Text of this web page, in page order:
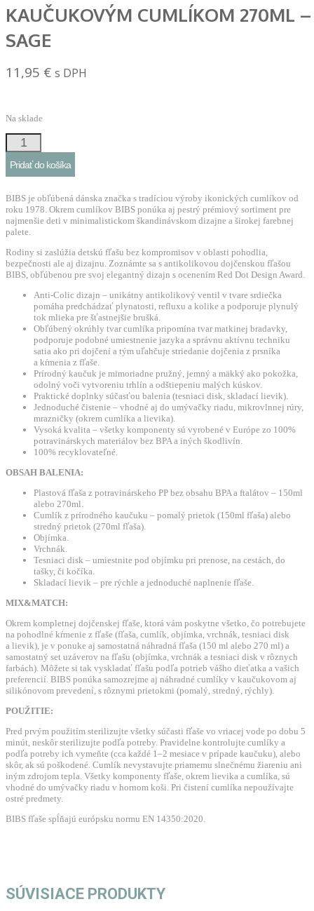
KAUČUKOVÝM CUMLÍKOM 270ML –
SAGE
11,95 € s DPH
Na sklade
množstvo
antikoliková
s
kaučukovým
270ml
-
Pridať do košíka
BIBS je obľúbená dánska značka s tradíciou výroby ikonických cumlíkov od
roku 1978. Okrem cumlíkov BIBS ponúka aj pestrý prémiový sortiment pre
najmenšie deti v minimalistickom škandinávskom dizajne a širokej farebnej
palete.
Rodiny si zaslúžia detskú fľašu bez kompromisov v oblasti pohodlia,
bezpečnosti ale aj dizajnu. Zoznámte sa s antikolikovou dojčenskou fľašou
BIBS, obľúbenou pre svoj elegantný dizajn s ocenením Red Dot Design Award.
Anti-Colic dizajn – unikátny antikolikový ventil v tvare srdiečka
pomáha predchádzať plynatosti, refluxu a kolike a podporuje plynulý
tok mlieka pre šťastnejšie brušká.
Obľúbený okrúhly tvar cumlíka pripomína tvar matkinej bradavky,
podporuje podobné umiestnenie jazyka a správnu aktívnu techniku
satia ako pri dojčení a tým uľahčuje striedanie dojčenia z prsníka
a kŕmenia z fľaše.
Prírodný kaučuk je mimoriadne pružný, jemný a mäkký ako pokožka,
odolný voči vytvoreniu trhlín a odštiepeniu malých kúskov.
Praktické doplnky súčasťou balenia (tesniaci disk, skladací lievik).
Jednoduché čistenie – vhodné aj do umývačky riadu, mikrovlnnej rúry,
mrazničky (okrem cumlíka a lievika).
Vysoká kvalita – všetky komponenty sú vyrobené v Európe zo 100%
potravinárskych materiálov bez BPA a iných škodlivín.
100% recyklovateľné.
OBSAH BALENIA:
Plastová fľaša z potravinárskeho PP bez obsahu BPA a ftalátov – 150ml
alebo 270ml.
Cumlík z prírodného kaučuku – pomalý prietok (150ml fľaša) alebo
stredný prietok (270ml fľaša).
Objímka.
Vrchnák.
Tesniaci disk – umiestnite pod objímku pri prenose, na cestách, do
tašky, či kočíka.
Skladací lievik – pre rýchle a jednoduché naplnenie fľaše.
MIX&MATCH:
Okrem kompletnej dojčenskej fľaše, ktorá vám poskytne všetko, čo potrebujete
na pohodlné kŕmenie z fľaše (fľaša, cumlík, objímka, vrchnák, tesniaci disk
a lievik), je v ponuke aj samostatná náhradná fľaša (150 ml alebo 270 ml) a
samostatný set uzáverov na fľašu (objímka, vrchnák a tesniaci disk v rôznych
farbách). Môžete si tak vyskladať fľašu podľa potrieb vášho dieťatka a vašich
preferencií. BIBS ponúka samozrejme aj náhradné cumlíky v kaučukovom aj
silikónovom prevedení, s rôznymi prietokmi (pomalý, stredný, rýchly).
POUŽITIE:
Pred prvým použitím sterilizujte všetky súčasti fľaše vo vriacej vode po dobu 5
minút, neskôr sterilizujte podľa potreby. Pravidelne kontrolujte cumlíky a
podľa potreby ich vymeňte (cca každé 1–2 mesiace v prípade kaučuku), alebo
skôr, ak sú poškodené. Cumlík nevystavujte priamemu slnečnému žiareniu ani
iným zdrojom tepla. Všetky komponenty fľaše, okrem lievika a cumlíka, sú
vhodné do umývačky riadu v hornom koši. Pri čistení cumlíka nepoužívajte
ostré predmety.
BIBS fľaše spĺňajú európsku normu EN 14350:2020.
SÚVISIACE PRODUKTY